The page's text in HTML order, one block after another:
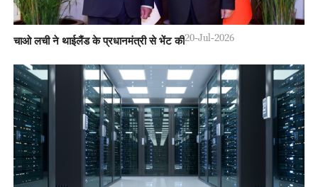
चाओ लची ने थाईलैंड के प्रधानमंत्री से भेंट की 20-Jul-2026